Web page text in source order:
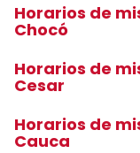
Horarios de
Chocó
Horarios de
Cesar
Horarios de
Cauca